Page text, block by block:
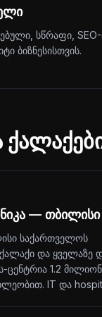
სწრაფი,
ბიზნესისთვის.
— თბილისი
საქართველოს
და ყველაზე
ცენტრია 1.2
IT და